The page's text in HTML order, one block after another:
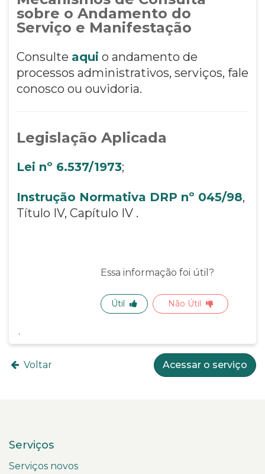
sobre o Andamento do
Serviço e Manifestação
Consulte aqui o andamento de
processos administrativos, serviços, fale
conosco ou ouvidoria.
Legislação Aplicada
Lei nº 6.537/1973;
Instrução Normativa DRP nº 045/98,
Título IV, Capítulo IV .
Essa informação foi útil?
Útil Não Útil
Voltar Acessar o serviço
Serviços
Serviços novos